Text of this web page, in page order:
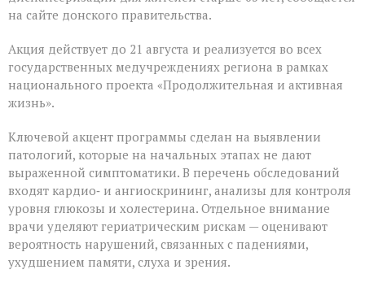
месячник
людей
«серебряного»
возраста
на сайте донского правительства.
Акция действует до 21 августа и реализуется во всех
государственных медучреждениях региона в рамках
национального проекта «Продолжительная и активная
жизнь».
Ключевой акцент программы сделан на выявлении
патологий, которые на начальных этапах не дают
выраженной симптоматики. В перечень обследований
входят кардио‑ и ангиоскрининг, анализы для контроля
уровня глюкозы и холестерина. Отдельное внимание
врачи уделяют гериатрическим рискам — оценивают
вероятность нарушений, связанных с падениями,
ухудшением памяти, слуха и зрения.